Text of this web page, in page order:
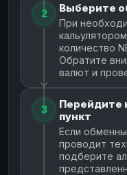
2 Выберите
При
количество
Обратите
валют и
3
Перейдите
пункт
Если
проводит
подберите